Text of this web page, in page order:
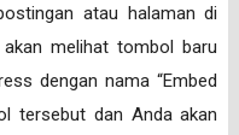
atau halaman di
melihat tombol baru
dengan nama “Embed
tersebut dan Anda akan